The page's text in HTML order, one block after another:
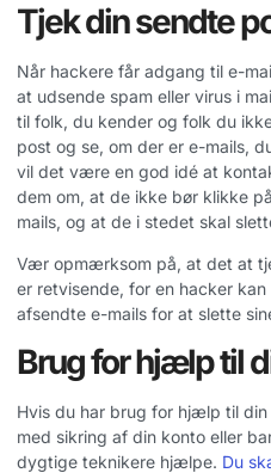
Tjek din sendte
Når hackere får adgang til e-
at udsende spam eller virus i
til folk, du kender og folk du
post og se, om der er e-mails,
vil det være en god idé at
dem om, at de ikke bør klikke
mails, og at de i stedet skal
Vær opmærksom på, at det at
er retvisende, for en hacker
afsendte e-mails for at slette
Brug for hjælp til
Hvis du har brug for hjælp til
med sikring af din konto eller
dygtige teknikere hjælpe. Du